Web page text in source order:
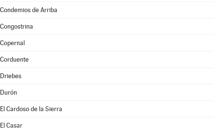
Condemios de Arriba
Congostrina
Copernal
Corduente
Driebes
Durón
El Cardoso de la Sierra
El Casar